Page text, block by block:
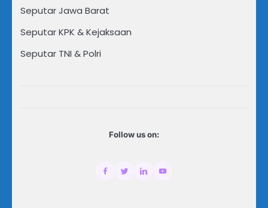
Seputar Jawa Barat
Seputar KPK & Kejaksaan
Seputar TNI & Polri
Follow us on: